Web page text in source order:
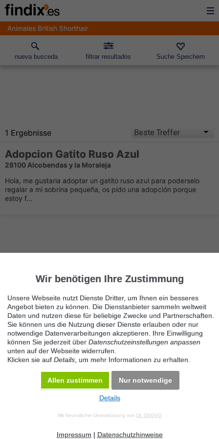
Animales British Shorthair
nueva busceda filtrar resultados Suche Speichern
1 Ergebnisse
Adopcion Gatito Ruso Azul
28100 Alcobendas y la Moraleja
Hola, me gustaria adoptar un gatito ruso azul para poderselo
regalar a mi sobrina pequeña, os pido una adopción porque
estoy f...
Datenschutz Impressum Kontakt Datenschutz anpassen Desktop Version
Wir benötigen Ihre Zustimmung
Unsere Webseite nutzt Dienste Dritter, um Ihnen ein besseres
Angebot bieten zu können. Die Dienstanbieter sammeln weltweit
Daten und nutzen diese für beliebige Zwecke und Partnerschaften.
Sie können uns die Nutzung dieser Dienste erlauben oder nur
notwendige Datenverarbeitungen akzeptieren. Ihre Einwilligung
können Sie jederzeit über Datenschutzeinstellungen anpassen
unten auf der Webseite widerrufen.
Klicken sie auf Details , um mehr Informationen zu erhalten.
Allen zustimmen Nur notwendige
Details
Mit freundlicher Unterstützung von Dr. DSGVO
Impressum | Datenschutzhinweise